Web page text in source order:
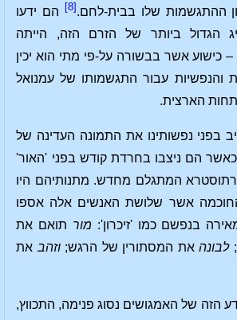
ההתגשמות שלו בבית-לחם. [8]
הם ידעו
הגדול ביותר של הזרם הזה, הייתה
כישוע אשר בבשורה על-פי מתי הוא יכין
והנפשיות עבור התגשמותו של עמנואל
הארצית.
בפני נפשותינו את התמונה העדינה של
הם ניצבו בחרדת קודש בפני 'האור'
המתגלם מחדש. מתנותיהם היו
אשר שלושת האנשים אלה אספו
בנפשם כמו 'זיכרון': מור תואם את
לבונהאת המסתורין של הרגש;וזהב את
הזה של האמגושים נסוג פנימה, התכווץ,